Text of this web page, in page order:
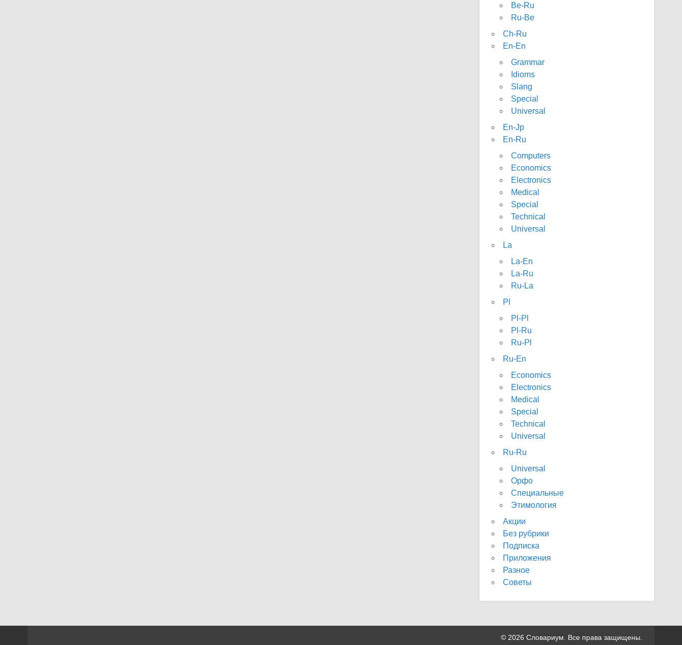
Be-Ru
Ru-Be
Ch-Ru
En-En
Grammar
Idioms
Slang
Special
Universal
En-Jp
En-Ru
Computers
Economics
Electronics
Medical
Special
Technical
Universal
La
La-En
La-Ru
Ru-La
Pl
Pl-Pl
Pl-Ru
Ru-Pl
Ru-En
Economics
Electronics
Medical
Special
Technical
Universal
Ru-Ru
Universal
Орфо
Специальные
Этимология
Акции
Без рубрики
Подписка
Приложения
Разное
Советы
© 2026 Словариум. Все права защищены.